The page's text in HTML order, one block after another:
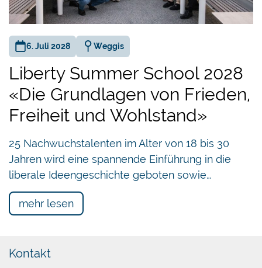
6. Juli 2028 Weggis
Liberty Summer School 2028
«Die Grundlagen von Frieden,
Freiheit und Wohlstand»
25 Nachwuchstalenten im Alter von 18 bis 30
Jahren wird eine spannende Einführung in die
liberale Ideengeschichte geboten sowie…
mehr lesen
Kontakt